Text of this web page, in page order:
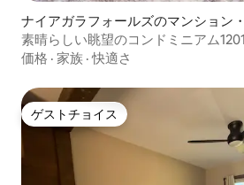
ナイアガラフォールズのマンション
素晴らしい眺望のコンドミニアム1201
価格 · 家族 ·快適さ
ゲストチョイス
ゲストチョイス